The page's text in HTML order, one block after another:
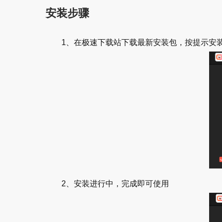
安装步骤
1、在极速下载站下载最新安装包，按提示安
2、安装进行中，完成即可使用